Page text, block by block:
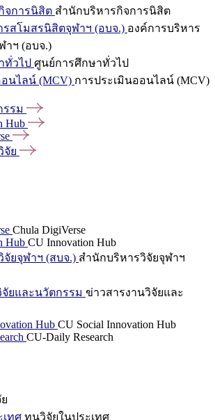
จการนิสิต สำนักบริหารกิจการนิสิต
รสโมสรนิสิตจุฬาฯ (อบจ.) องค์การบริหาร
าฯ (อบจ.)
ทั่วไป ศูนย์การศึกษาทั่วไป
นไลน์ (MCV) การประเมินออนไลน์ (MCV)
รรม
Hub
จัย
Chula DigiVerse
Hub CU Innovation Hub
ยจุฬาฯ (สบจ.) สำนักบริหารวิจัยจุฬาฯ
ยและนวัตกรรม ข่าวสารงานวิจัยและ
Hub CU Social Innovation Hub
CU-Daily Research
ทศ ทุนวิจัยในประเทศ